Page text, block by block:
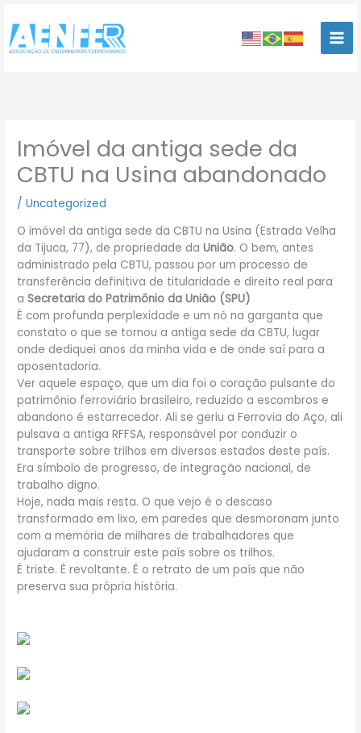
para
conteúdo
Imóvel da antiga sede da
CBTU na Usina abandonado
/Uncategorized
O imóvel da antiga sede da CBTU na Usina (Estrada Velha
da Tijuca, 77), de propriedade daUnião. O bem, antes
administrado pela CBTU, passou por um processo de
transferência definitiva de titularidade e direito real para
aSecretaria do Patrimônio da União (SPU)
É com profunda perplexidade e um nó na garganta que
constato o que se tornou a antiga sede da CBTU, lugar
onde dediquei anos da minha vida e de onde saí para a
aposentadoria.
Ver aquele espaço, que um dia foi o coração pulsante do
patrimônio ferroviário brasileiro, reduzido a escombros e
abandono é estarrecedor. Ali se geriu a Ferrovia do Aço, ali
pulsava a antiga RFFSA, responsável por conduzir o
transporte sobre trilhos em diversos estados deste país.
Era símbolo de progresso, de integração nacional, de
trabalho digno.
Hoje, nada mais resta. O que vejo é o descaso
transformado em lixo, em paredes que desmoronam junto
com a memória de milhares de trabalhadores que
ajudaram a construir este país sobre os trilhos.
É triste. É revoltante. É o retrato de um país que não
preserva sua própria história.